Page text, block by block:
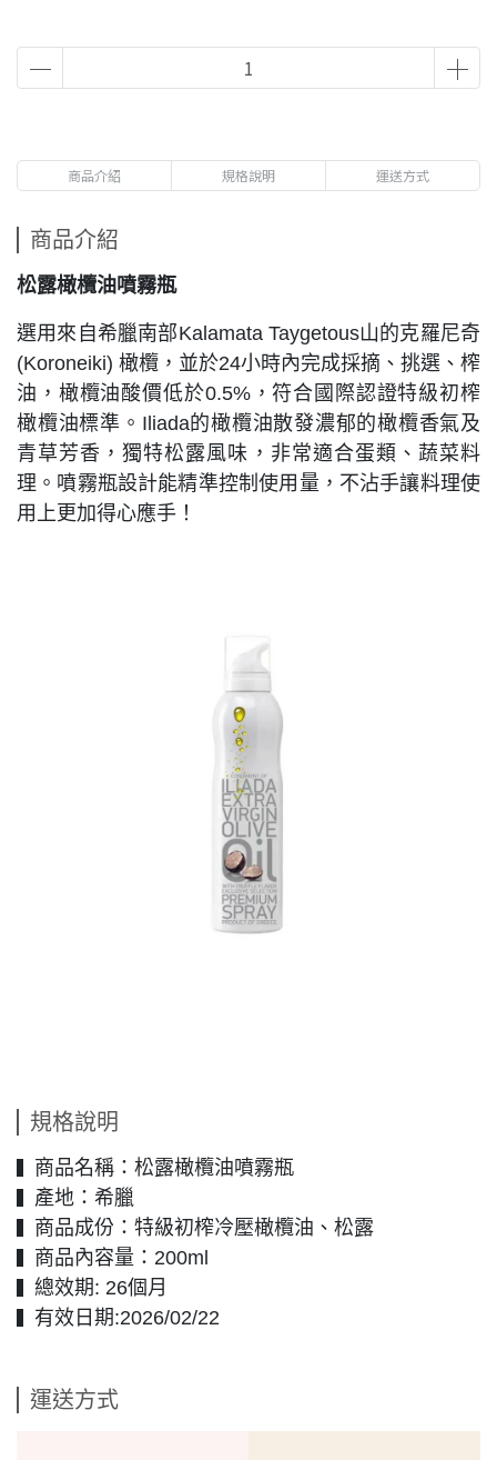
商品介紹 規格說明 運送方式
商品介紹
松露橄欖油噴霧瓶
選用來自希臘南部Kalamata Taygetous山的克羅尼奇
(Koroneiki) 橄欖，並於24小時內完成採摘、挑選、榨
油，橄欖油酸價低於0.5%，符合國際認證特級初榨
橄欖油標準。Iliada的橄欖油散發濃郁的橄欖香氣及
青草芳香，獨特松露風味，非常適合蛋類、蔬菜料
理。噴霧瓶設計能精準控制使用量，不沾手讓料理使
用上更加得心應手！
規格說明
商品名稱：松露橄欖油噴霧瓶
產地：希臘
商品成份：特級初榨冷壓橄欖油、松露
商品內容量：200ml
總效期: 26個月
有效日期:2026/02/22
運送方式